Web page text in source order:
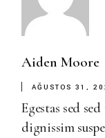
Aiden Moore
AĞUSTOS 31,
Egestas sed
dignissim